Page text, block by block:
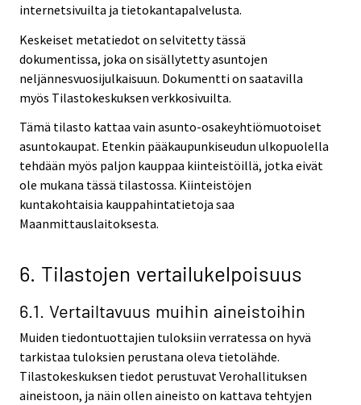
internetsivuilta ja tietokantapalvelusta.
Keskeiset metatiedot on selvitetty tässä
dokumentissa, joka on sisällytetty asuntojen
neljännesvuosijulkaisuun. Dokumentti on saatavilla
myös Tilastokeskuksen verkkosivuilta.
Tämä tilasto kattaa vain asunto-osakeyhtiömuotoiset
asuntokaupat. Etenkin pääkaupunkiseudun ulkopuolella
tehdään myös paljon kauppaa kiinteistöillä, jotka eivät
ole mukana tässä tilastossa. Kiinteistöjen
kuntakohtaisia kauppahintatietoja saa
Maanmittauslaitoksesta.
6. Tilastojen vertailukelpoisuus
6.1. Vertailtavuus muihin aineistoihin
Muiden tiedontuottajien tuloksiin verratessa on hyvä
tarkistaa tuloksien perustana oleva tietolähde.
Tilastokeskuksen tiedot perustuvat Verohallituksen
aineistoon, ja näin ollen aineisto on kattava tehtyjen